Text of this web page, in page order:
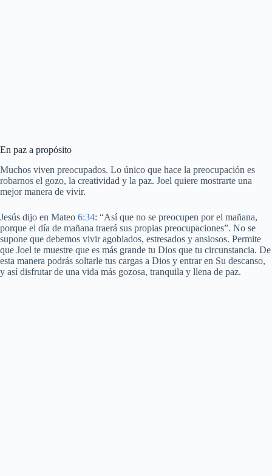
En paz a propósito
Muchos viven preocupados. Lo único que hace la preocupación es
robarnos el gozo, la creatividad y la paz. Joel quiere mostrarte una
mejor manera de vivir.
Jesús dijo en Mateo 6:34: “Así que no se preocupen por el mañana,
porque el día de mañana traerá sus propias preocupaciones”. No se
supone que debemos vivir agobiados, estresados y ansiosos. Permite
que Joel te muestre que es más grande tu Dios que tu circunstancia. De
esta manera podrás soltarle tus cargas a Dios y entrar en Su descanso,
y así disfrutar de una vida más gozosa, tranquila y llena de paz.